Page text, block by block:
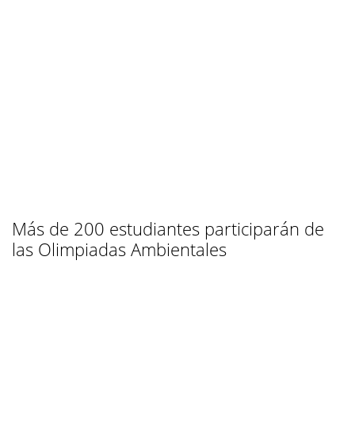
Más de 200 estudiantes participarán de
las Olimpiadas Ambientales